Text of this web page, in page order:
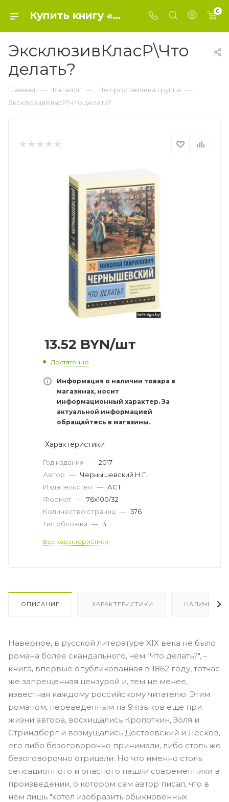
Купить книгу «ЭксклюзивКласР\Что делать?» 2017, Чернышевский Н.Г. - Не проставлена группа 0
ЭксклюзивКласР\Что
делать?
Главная — Каталог — Не проставлена группа —
ЭксклюзивКласР\Что делать?
13.52 BYN/шт
Достаточно
Информация о наличии товара в
магазинах, носит
информационный характер. За
актуальной информацией
обращайтесь в магазины.
Характеристики
Год издания — 2017
Автор — Чернышевский Н.Г.
Издательство — АСТ
Формат — 76x100/32
Количество страниц — 576
Тип обложки — 3
Все характеристики
ОПИСАНИЕ ХАРАКТЕРИСТИКИ НАЛИЧИЕ
Наверное, в русской литературе XIX века не было
романа более скандального, чем "Что делать?", –
книга, впервые опубликованная в 1862 году, тотчас
же запрещенная цензурой и, тем не менее,
известная каждому российскому читателю. Этим
романом, переведенным на 9 языков еще при
жизни автора, восхищались Кропоткин, Золя и
Стриндберг и возмущались Достоевский и Лесков,
его либо безоговорочно принимали, либо столь же
безоговорочно отрицали. Но что именно столь
сенсационного и опасного нашли современники в
произведении, о котором сам автор писал, что в
нем лишь "хотел изобразить обыкновенных